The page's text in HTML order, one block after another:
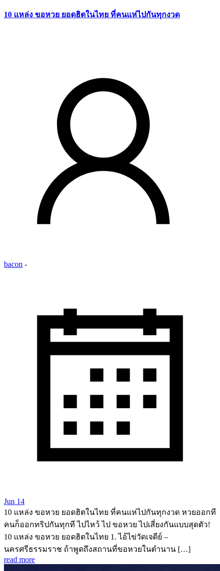
10 แหล่ง ขอหวย ยอดฮิตในไทย ที่คนแห่ไปกันทุกงวด
bacon -
Jun 14
10 แหล่ง ขอหวย ยอดฮิตในไทย ที่คนแห่ไปกันทุกงวด หวยออกที
คนก็ออกทริปกันทุกที ไปไหว้ ไป ขอหวย ไปเสี่ยงกันแบบสุดตัว!
10 แหล่ง ขอหวย ยอดฮิตในไทย 1. ไอ้ไข่วัดเจดีย์ –
นครศรีธรรมราช ถ้าพูดถึงสถานที่ขอหวยในตำนาน […]
read more